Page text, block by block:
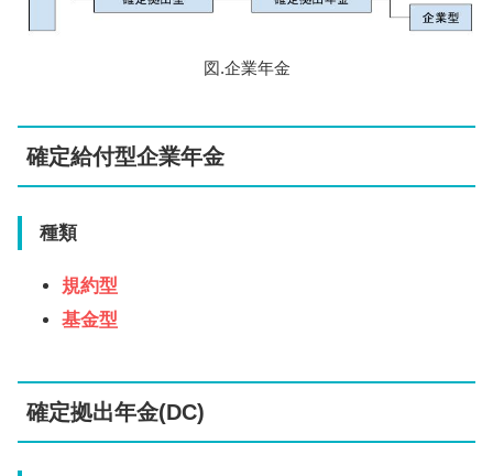
図.企業年金
確定給付型企業年金
種類
規約型
基金型
確定拠出年金(DC)